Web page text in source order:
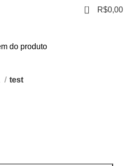
0 R$0,00
test